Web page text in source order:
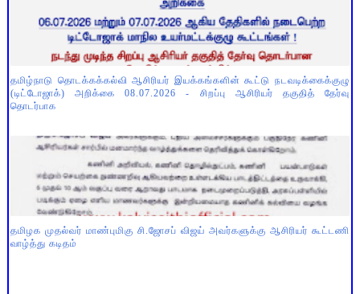
தமிழ்நாடு தொடக்கக்கல்வி ஆசிரியர் இயக்கங்களின் கூட்டு நடவடிக்கைக்குழு
(டிட்டோஜாக்) அறிக்கை 08.07.2026 - சிறப்பு ஆசிரியர் தகுதித் தேர்வு
தொடர்பாக
தமிழக முதல்வர் மாண்புமிகு சி.ஜோசப் விஜய் அவர்களுக்கு ஆசிரியர் கூட்டணி
வாழ்த்து கடிதம்